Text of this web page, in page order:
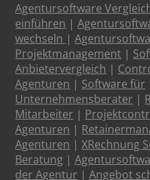
Agentursoftware
einführen |
wechseln |
Projektmanagement |
Anbietervergleich |
Agenturen | Software für
Unternehmensberater |
Mitarbeiter |
Agenturen |
Agenturen |XRechnung
Beratung |
der Agentur |Angebot